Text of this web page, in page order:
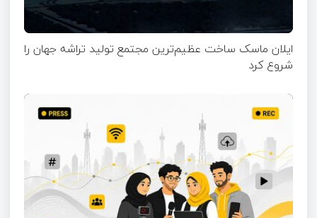
ایلان ماسک ساخت عظیم‌ترین مجتمع تولید تراشه جهان را
شروع کرد